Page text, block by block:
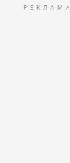
РЕКЛАМА